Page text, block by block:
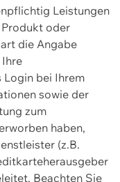
Leistungen
oder
die Angabe
bei Ihrem
sowie der
zum
haben,
(z.B.
Beachten Sie